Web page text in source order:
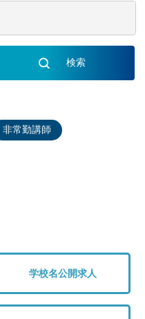
非常勤講師
学校名公開求人